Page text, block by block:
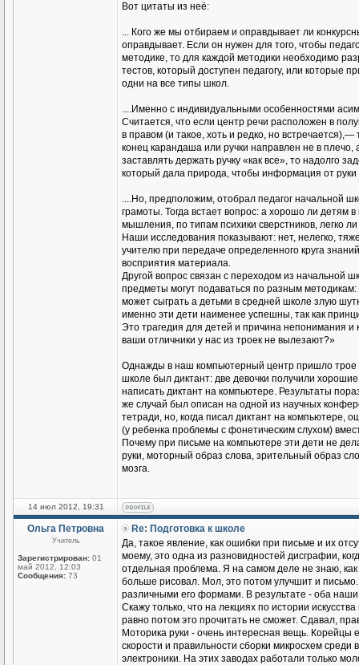
Вот цитаты из неё:
... Кого же мы отбираем и оправдывает ли
оправдывает. Если он нужен для того, чтобы
методике, то для каждой методики необходимо
тестов, который доступен педагогу, или
одни на все типы школ.
....Именно с индивидуальными особенностями
Считается, что если центр речи расположен в
в правом (и такое, хоть и редко, но
конец карандаша или ручки направлен не в
заставлять держать ручку «как все», то надолго
который дала природа, чтобы информация от
....Но, предположим, отобрал педагог начальной
грамоты. Тогда встает вопрос: а хорошо ли детям
мышления, по типам психики сверстников, легко
Наши исследования показывают: нет, нелегко,
учителю при передаче определенного круга
восприятия материала.
Другой вопрос связан с переходом из начальной
предметы могут подаваться по разным
может сыграть а детьми в средней школе злую
именно эти дети наименее успешны, так как
Это трагедия для детей и причина непонимания
ваши отличники у нас из троек не вылезают?»
Однажды в наш компьютерный центр пришло трое
школе был диктант: две девочки получили
написать диктант на компьютере. Результаты
же случай был описан на одной из научных
тетради, но, когда писал диктант на компьютере,
(у ребенка проблемы с фонетическим слухом)
Почему при письме на компьютере эти дети не
руки, моторный образ слова, зрительный образ
мозга.
14 июл 2012, 19:31
Ольга Петровна
Учитель
Зарегистрирован: 01
май 2012, 12:03
Сообщения: 73
Re: Подготовка к школе
Да, такое явление, как ошибки при письме и их
моему, это одна из разновидностей дисграфии,
отдельная проблема. Я на самом деле не знаю,
больше рисовал. Мол, это потом улучшит и
различными его формами. В результате - оба
Скажу только, что на лекциях по истории
равно потом это прочитать не сможет. Сдавал,
Моторика руки - очень интересная вещь. Корейцы
скорости и правильности сборки микросхем
электроники. На этих заводах работали только